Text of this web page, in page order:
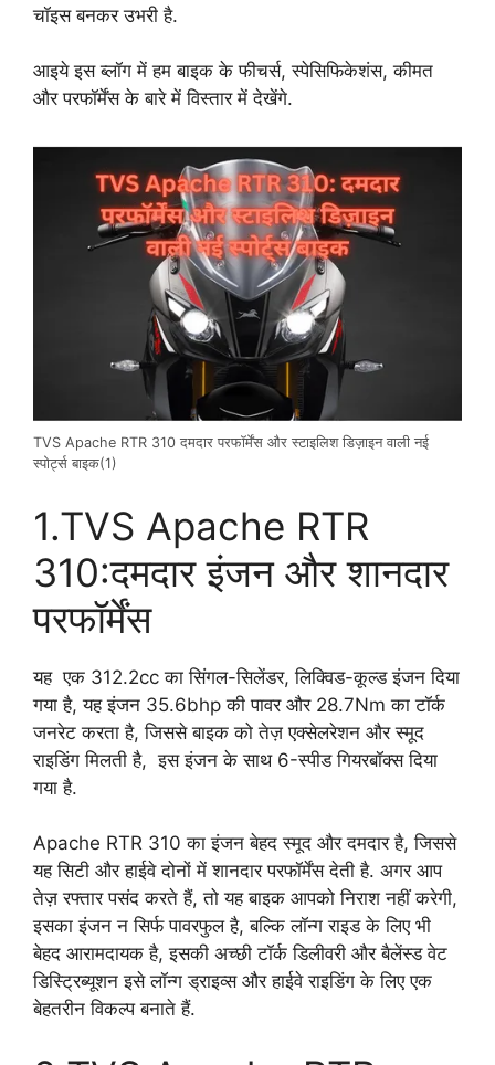
चॉइस बनकर उभरी है.
आइये इस ब्लॉग में हम बाइक के फीचर्स, स्पेसिफिकेशंस, कीमत
और परफॉर्मेंस के बारे में विस्तार में देखेंगे.
TVS Apache RTR 310 दमदार परफॉर्मेंस और स्टाइलिश डिज़ाइन वाली नई
स्पोर्ट्स बाइक(1)
1.TVS Apache RTR
310:दमदार इंजन और शानदार
परफॉर्मेंस
यह एक 312.2cc का सिंगल-सिलेंडर, लिक्विड-कूल्ड इंजन दिया
गया है, यह इंजन 35.6bhp की पावर और 28.7Nm का टॉर्क
जनरेट करता है, जिससे बाइक को तेज़ एक्सेलरेशन और स्मूद
राइडिंग मिलती है, इस इंजन के साथ 6-स्पीड गियरबॉक्स दिया
गया है.
Apache RTR 310 का इंजन बेहद स्मूद और दमदार है, जिससे
यह सिटी और हाईवे दोनों में शानदार परफॉर्मेंस देती है. अगर आप
तेज़ रफ्तार पसंद करते हैं, तो यह बाइक आपको निराश नहीं करेगी,
इसका इंजन न सिर्फ पावरफुल है, बल्कि लॉन्ग राइड के लिए भी
बेहद आरामदायक है, इसकी अच्छी टॉर्क डिलीवरी और बैलेंस्ड वेट
डिस्ट्रिब्यूशन इसे लॉन्ग ड्राइव्स और हाईवे राइडिंग के लिए एक
बेहतरीन विकल्प बनाते हैं.